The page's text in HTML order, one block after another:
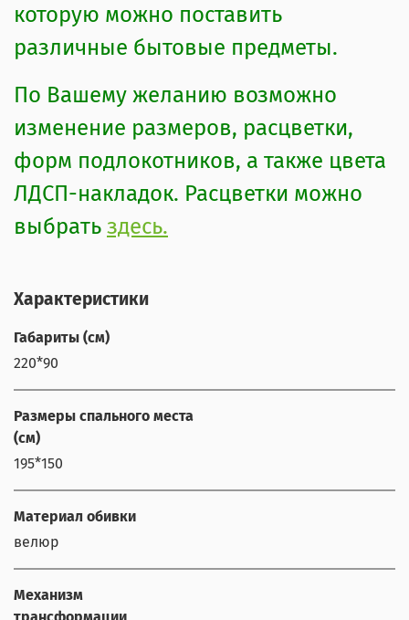
которую можно поставить
различные бытовые предметы.
По Вашему желанию возможно
изменение размеров, расцветки,
форм подлокотников, а также цвета
ЛДСП-накладок. Расцветки можно
выбрать здесь.
Характеристики
Габариты (см)
220*90
Размеры спального места
(см)
195*150
Материал обивки
велюр
Механизм